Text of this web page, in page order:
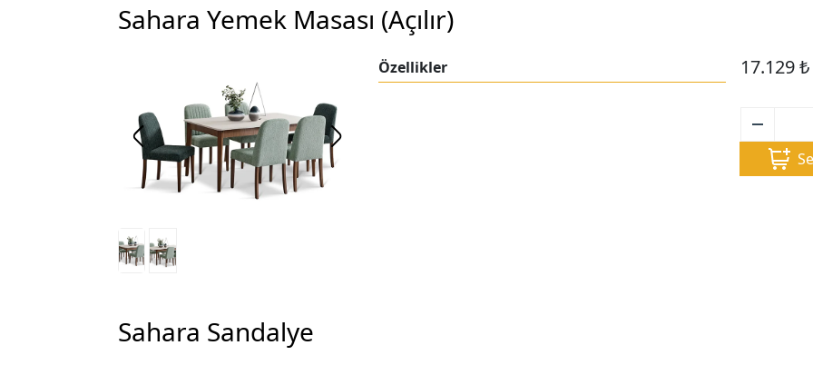
Sahara Yemek Masası (Açılır)
Özellikler 17.129₺
Sahara Sandalye